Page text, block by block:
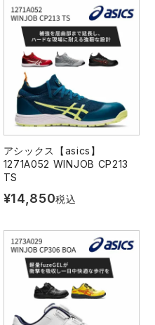
アシックス【asics】
1271A052 WINJOB CP213
TS
¥14,850税込